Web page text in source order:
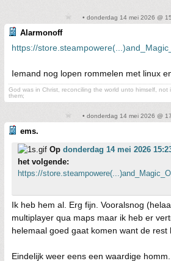
• donderdag 14 mei 2026 @
Alarmonoff
https://
Iemand nog lopen rommelen met linux
God was in Christ, reconciling the world unto himself, not
them;
• donderdag 14 mei 2026 @
ems.
Op donderdag 14 mei 2026
het volgende:
https://
Ik heb hem al. Erg fijn. Vooralsnog
multiplayer qua maps maar ik heb er
helemaal goed gaat komen want de rest
Eindelijk weer eens een waardige